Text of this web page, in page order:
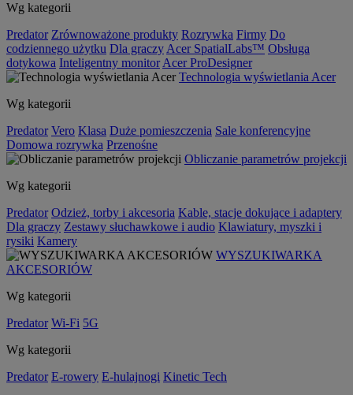
Wg kategorii
Predator Zrównoważone produkty Rozrywka Firmy Do
codziennego użytku Dla graczy Acer SpatialLabs™ Obsługa
dotykowa Inteligentny monitor Acer ProDesigner
Technologia wyświetlania Acer
Wg kategorii
Predator Vero Klasa Duże pomieszczenia Sale konferencyjne
Domowa rozrywka Przenośne
Obliczanie parametrów projekcji
Wg kategorii
Predator Odzież, torby i akcesoria Kable, stacje dokujące i adaptery
Dla graczy Zestawy słuchawkowe i audio Klawiatury, myszki i
rysiki Kamery
WYSZUKIWARKA
AKCESORIÓW
Wg kategorii
Predator Wi-Fi 5G
Wg kategorii
Predator E-rowery E-hulajnogi Kinetic Tech